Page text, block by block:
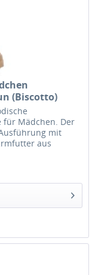
(Biscotto)
für Mädchen. Der
mit
aus